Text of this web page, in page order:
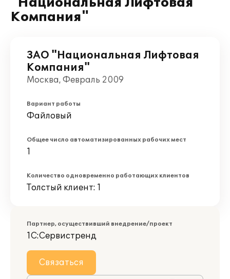
Компания"
ЗАО "Национальная Лифтовая
Компания"
Москва, Февраль 2009
Вариант работы
Файловый
Общее число автоматизированных рабочих мест
1
Количество одновременно работающих клиентов
Толстый клиент: 1
Партнер, осуществивший внедрение/проект
1С:Сервистренд
Связаться